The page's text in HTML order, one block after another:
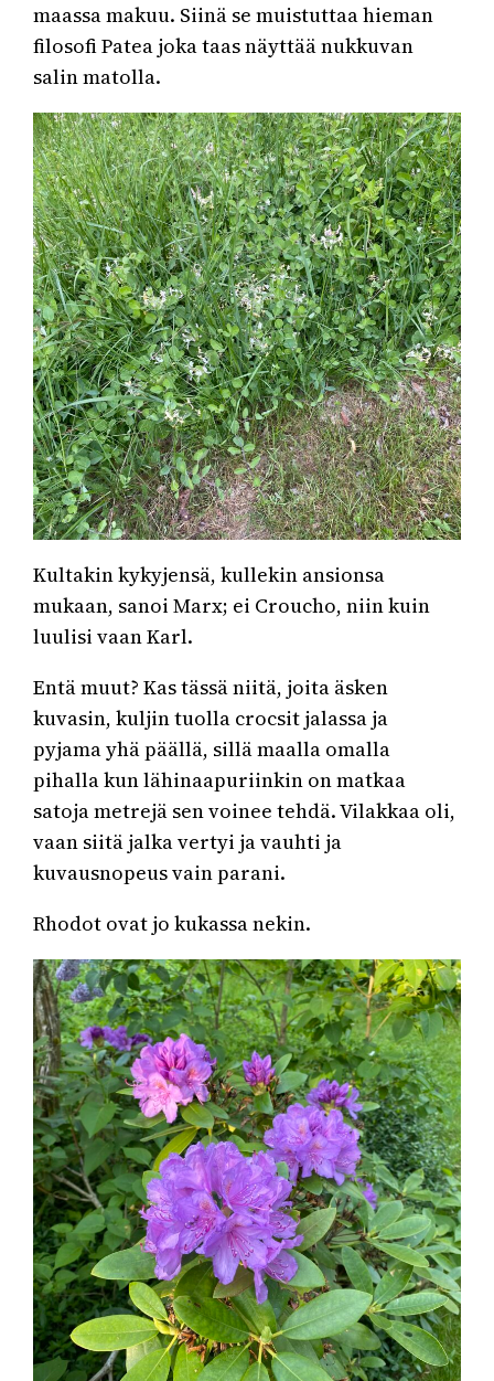
maassa makuu. Siinä se muistuttaa hieman
filosofi Patea joka taas näyttää nukkuvan
salin matolla.
Kultakin kykyjensä, kullekin ansionsa
mukaan, sanoi Marx; ei Croucho, niin kuin
luulisi vaan Karl.
Entä muut? Kas tässä niitä, joita äsken
kuvasin, kuljin tuolla crocsit jalassa ja
pyjama yhä päällä, sillä maalla omalla
pihalla kun lähinaapuriinkin on matkaa
satoja metrejä sen voinee tehdä. Vilakkaa oli,
vaan siitä jalka vertyi ja vauhti ja
kuvausnopeus vain parani.
Rhodot ovat jo kukassa nekin.